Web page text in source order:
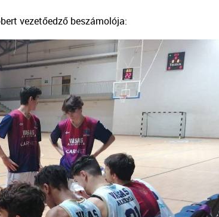
vezetőedző beszámolója: